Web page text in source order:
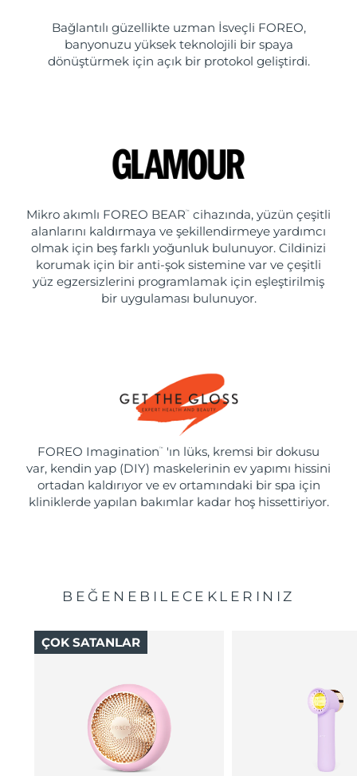
Bağlantılı güzellikte uzman İsveçli FOREO,
banyonuzu yüksek teknolojili bir spaya
dönüştürmek için açık bir protokol geliştirdi.
Mikro akımlı FOREO BEAR ™
cihazında, yüzün çeşitli
alanlarını kaldırmaya ve şekillendirmeye yardımcı
olmak için beş farklı yoğunluk bulunuyor. Cildinizi
korumak için bir anti-şok sistemine var ve çeşitli
yüz egzersizlerini programlamak için eşleştirilmiş
bir uygulaması bulunuyor.
FOREO Imagination ™
'ın lüks, kremsi bir dokusu
var, kendin yap (DIY) maskelerinin ev yapımı hissini
ortadan kaldırıyor ve ev ortamındaki bir spa için
kliniklerde yapılan bakımlar kadar hoş hissettiriyor.
BEĞENEBILECEKLERINIZ
ÇOK SATANLAR